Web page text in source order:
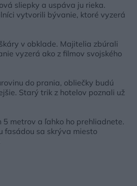
sliepky a uspáva ju rieka.
vytvorili bývanie, ktoré vyzerá
v obklade. Majitelia zbúrali
vyzerá ako z filmov svojského
do prania, obliečky budú
Starý trik z hotelov poznali už
5 metrov a ľahko ho prehliadnete.
fasádou sa skrýva miesto